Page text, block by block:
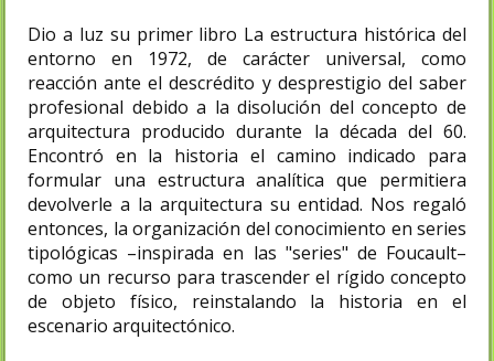
Dio a luz su primer libro La estructura histórica del
entorno en 1972, de carácter universal, como
reacción ante el descrédito y desprestigio del saber
profesional debido a la disolución del concepto de
arquitectura producido durante la década del 60.
Encontró en la historia el camino indicado para
formular una estructura analítica que permitiera
devolverle a la arquitectura su entidad. Nos regaló
entonces, la organización del conocimiento en series
tipológicas –inspirada en las "series" de Foucault–
como un recurso para trascender el rígido concepto
de objeto físico, reinstalando la historia en el
escenario arquitectónico.